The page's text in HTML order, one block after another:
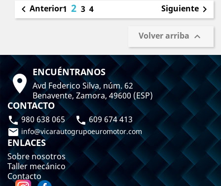
 Anterior1 2 3 4 Siguiente 
Volver arriba 
 ENCUÉNTRANOS
Avd Federico Silva, núm. 62
Benavente, Zamora, 49600 (ESP)
CONTACTO
980 638 065  609 674 413
 info@vicarautogrupoeuromotor.com
ENLACES
Sobre nosotros
Taller mecánico
Contacto